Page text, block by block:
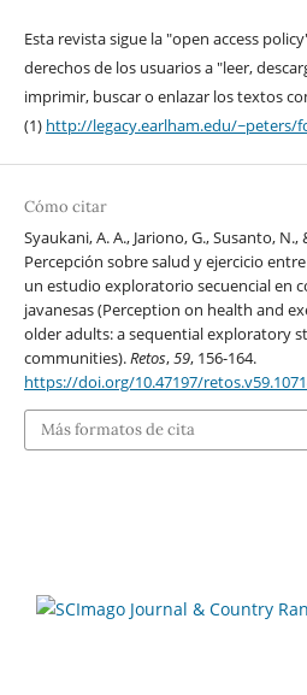
Esta revista sigue la "open access
derechos de los usuarios a "leer,
imprimir, buscar o enlazar los textos
(1) http://legacy.earlham.edu/~peters/
Cómo citar
Syaukani, A. A., Jariono, G., Susanto,
Percepción sobre salud y ejercicio
un estudio exploratorio secuencial en
javanesas (Perception on health and
older adults: a sequential exploratory
communities).Retos,59, 156-164.
https://doi.org/10.47197/
Más formatos de cita